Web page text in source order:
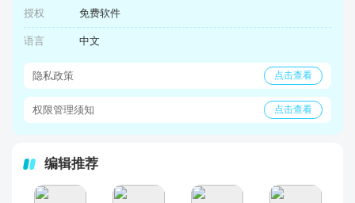
授权 免费软件
语言 中文
隐私政策 点击查看
权限管理须知 点击查看
编辑推荐